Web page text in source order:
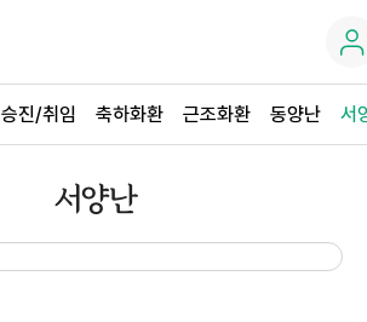
승진/취임 축하화환 근조화환 동양난 서
서양난